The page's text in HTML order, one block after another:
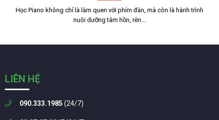
Học Piano không chỉ là làm quen với phím đàn, mà còn là hành trình
nuôi dưỡng tâm hồn, rèn…
LIÊN HỆ
090.333.1985 (24/7)